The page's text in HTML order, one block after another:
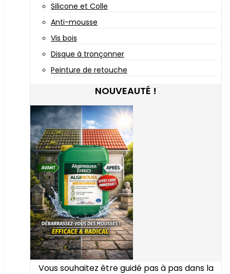
Silicone et Colle
Anti-mousse
Vis bois
Disque à tronçonner
Peinture de retouche
NOUVEAUTÉ !
Vous souhaitez être guidé pas à pas dans la